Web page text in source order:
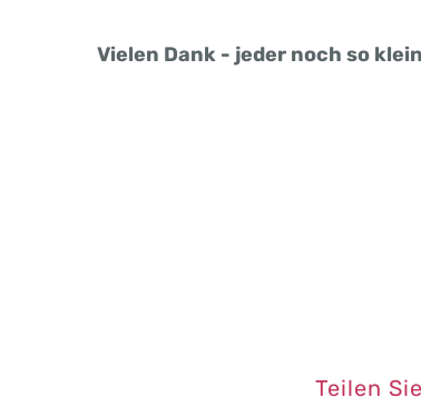
Vielen Dank - jeder noch so
Teilen